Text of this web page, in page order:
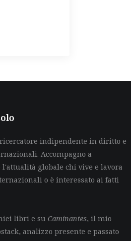
indipendente in diritto e
Accompagno a
globale chi vive e lavora
o è interessato ai fatti
libri e suCaminantes, il mio
analizzo presente e passato